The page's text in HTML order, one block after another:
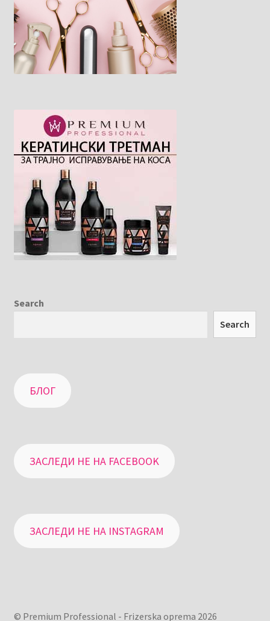
Search
Search
БЛОГ
ЗАСЛЕДИ НЕ НА FACEBOOK
ЗАСЛЕДИ НЕ НА INSTAGRAM
© Premium Professional - Frizerska oprema 2026